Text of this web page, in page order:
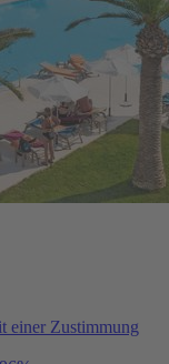
einer Zustimmung